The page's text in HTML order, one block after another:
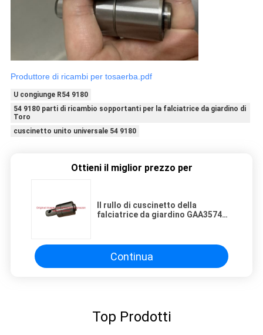
Produttore di ricambi per tosaerba.pdf
U congiunge R54 9180
54 9180 parti di ricambio sopportanti per la falciatrice da giardino di
Toro
cuscinetto unito universale 54 9180
Ottieni il miglior prezzo per
Il rullo di cuscinetto della
falciatrice da giardino GAA35741
Continua
Top Prodotti